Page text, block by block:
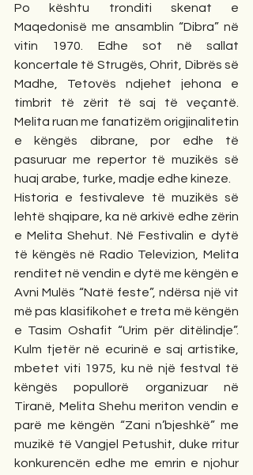
Po kështu tronditi skenat e
Maqedonisë me ansamblin “Dibra” në
vitin 1970. Edhe sot në sallat
koncertale të Strugës, Ohrit, Dibrës së
Madhe, Tetovës ndjehet jehona e
timbrit të zërit të saj të veçantë.
Melita ruan me fanatizëm origjinalitetin
e këngës dibrane, por edhe të
pasuruar me repertor të muzikës së
huaj arabe, turke, madje edhe kineze.
Historia e festivaleve të muzikës së
lehtë shqipare, ka në arkivë edhe zërin
e Melita Shehut. Në Festivalin e dytë
të këngës në Radio Televizion, Melita
renditet në vendin e dytë me këngën e
Avni Mulës “Natë feste”, ndërsa një vit
më pas klasifikohet e treta më këngën
e Tasim Oshafit “Urim për ditëlindje”.
Kulm tjetër në ecurinë e saj artistike,
mbetet viti 1975, ku në një festval të
këngës popullorë organizuar në
Tiranë, Melita Shehu meriton vendin e
parë me këngën “Zani n’bjeshkë” me
muzikë të Vangjel Petushit, duke rritur
konkurencën edhe me emrin e njohur